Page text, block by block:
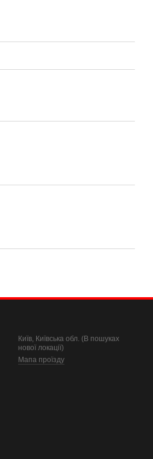
Київ, Київська обл. (В пошуках
нової локації)
Мапа проїзду